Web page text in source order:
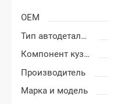
OEM
Тип автодеталей
Компонент кузова
Производитель
Марка и модель